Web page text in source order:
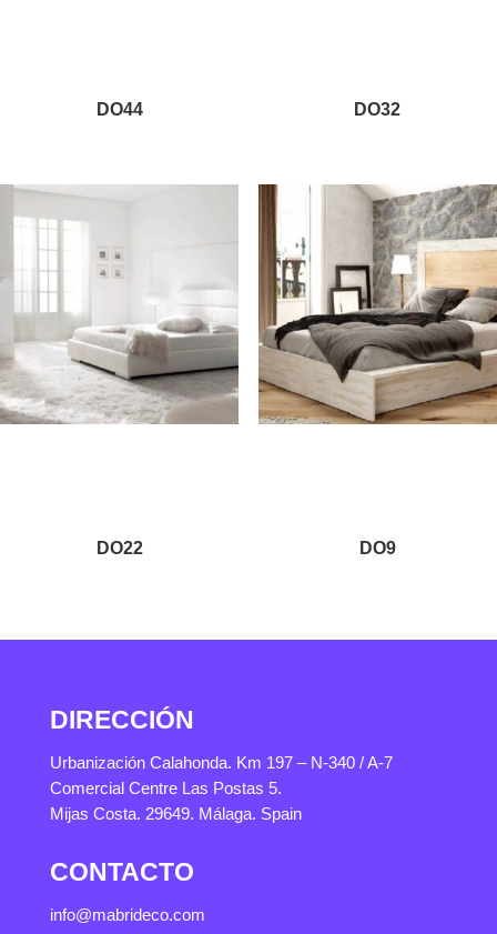
DO44 DO32
DO22 DO9
DIRECCIÓN
Urbanización Calahonda. Km 197 – N-340 / A-7
Comercial Centre Las Postas 5.
Mijas Costa. 29649. Málaga. Spain
CONTACTO
info@mabrideco.com